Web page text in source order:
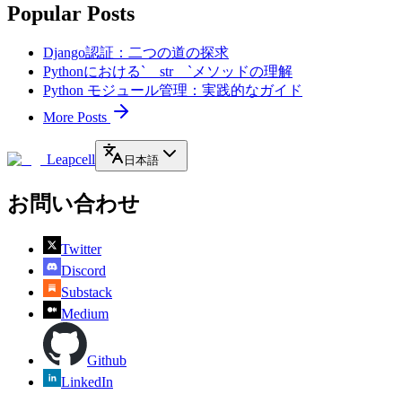
Popular Posts
Django認証：二つの道の探求
Pythonにおける`__str__`メソッドの理解
Python モジュール管理：実践的なガイド
More Posts
Leapcell 日本語
お問い合わせ
Twitter
Discord
Substack
Medium
Github
LinkedIn